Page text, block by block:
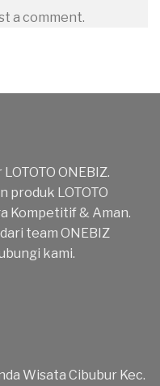
a comment.
ONEBIZ.
produk LOTOTO
Kompetitif & Aman.
team ONEBIZ
kami.
Wisata Cibubur Kec.